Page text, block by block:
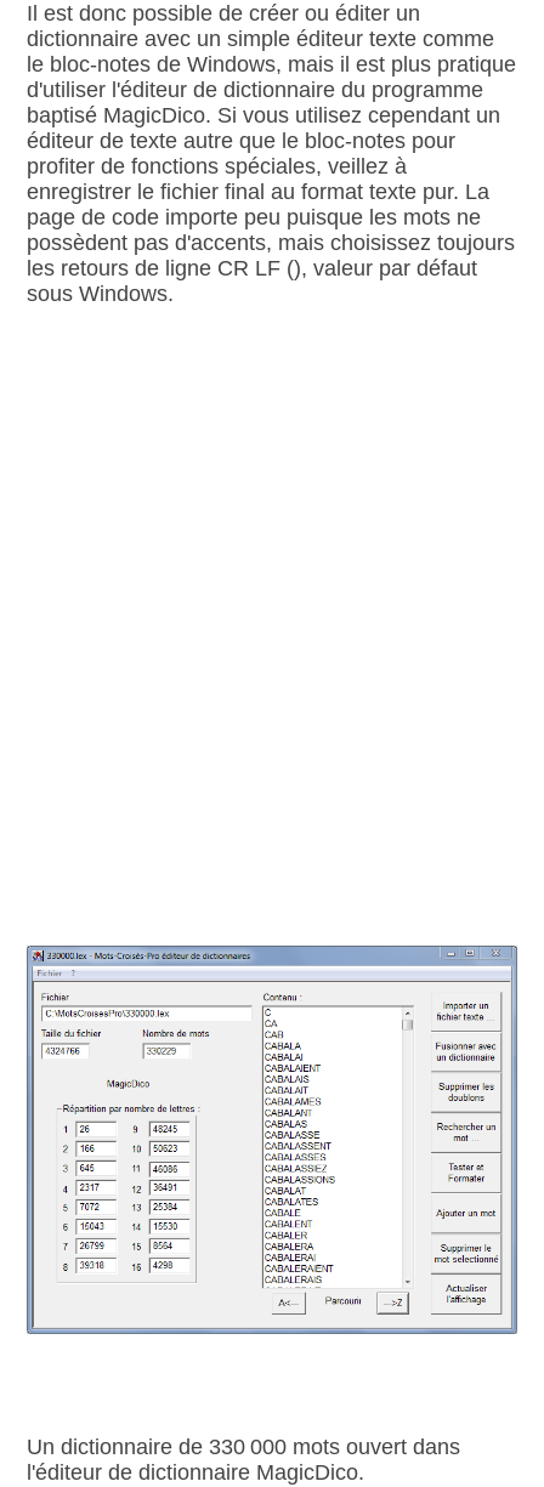
Il est donc possible de créer ou éditer un
dictionnaire avec un simple éditeur texte comme
le bloc‑notes de Windows, mais il est plus pratique
d'utiliser l'éditeur de dictionnaire du programme
baptisé MagicDico. Si vous utilisez cependant un
éditeur de texte autre que le bloc‑notes pour
profiter de fonctions spéciales, veillez à
enregistrer le fichier final au format texte pur. La
page de code importe peu puisque les mots ne
possèdent pas d'accents, mais choisissez toujours
les retours de ligne CR LF (), valeur par défaut
sous Windows.
Un dictionnaire de 330 000 mots ouvert dans
l'éditeur de dictionnaire MagicDico.